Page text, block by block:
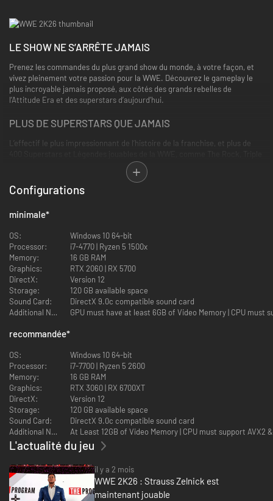
LE SHOW NE S’ARRÊTE JAMAIS
Prenez les commandes du plus grand show du monde, à votre façon, et
vivez pleinement votre passion pour la WWE. Découvrez le gameplay le
plus incroyable jamais proposé, aux côtés des grands rebelles de
l’Attitude Era et des superstars d’aujourd’hui.
PLUS DE SUPERSTARS QUE JAMAIS
L’effectif le plus impressionnant de l’histoire de la franchise, et plus de
H, John Cena, Rhea Ripley, ainsi que les figures préférées des fans
comme Rey Fénix, Rusev et Blake Monroe.
2K SHOWCASE
Réécrivez l’histoire du catch et revivez les plus grandes rivalités de CM
disparu, avec des scénarios historiques fictifs. Avec l’ascension, la
rébellion et le retour de Punk, ce Showcase est le plus intime qu’on ait
jamais vu.
DES NOUVEAUX TYPES DE MATCHS ET BIEN PLUS
ENCORE
Semez le chaos sur le ring avec de nouveaux types de matchs, comme I
adversaires sur The Island dans la nouvelle arène de combat Terrain
vague, découvrez un système de progression amélioré et mettez vos
compétences à l’épreuve dans Ma FACTION avec Changement rapide, un
mode d’équipe dynamique. Profitez d’entrées interactives, de nouvelles
interactions avec le public et des commentaires inédits de Booker T et
Wade Barrett.
CONTRÔLEZ VOTRE UNIVERS
La Scène draft arrive enfin dans le mode bac à sable WWE 2K
Univers dans WWE 2K26. Créez votre propre Univers WWE et contrôlez
résultats. Inclut également l’assistant de création d’univers, le mode
Regarder le show, des encaissements Money in the Bank améliorés ainsi
que d’autres types de promos.
Configurations
minimale*
OS:
Windows 10 64-bit
Processor:
i7-4770 | Ryzen 5 1500x
Memory:
16 GB RAM
Graphics:
RTX 2060 | RX 5700
DirectX:
Version 12
Storage:
120 GB available space
Sound Card:
DirectX 9.0c compatible sound card
Additional Notes:
GPU must have at least 6GB of Video Memory | CPU must
recommandée*
OS:
Windows 10 64-bit
Processor:
i7-7700 | Ryzen 5 2600
Memory:
16 GB RAM
Graphics:
RTX 3060 | RX 6700XT
DirectX:
Version 12
Storage:
120 GB available space
Sound Card:
DirectX 9.0c compatible sound card
Additional Notes:
At Least 12GB of Video Memory | CPU must support AVX2 &
L'actualité du jeu
il y a 2 mois
WWE 2K26 : Strauss Zelnick est
maintenant jouable